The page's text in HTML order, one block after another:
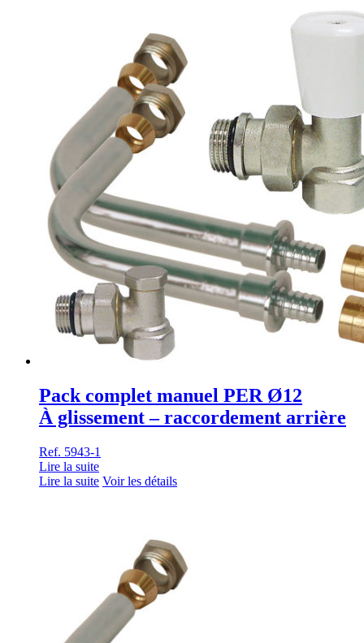
Pack complet manuel PER Ø12
À glissement – raccordement arrière
Ref. 5943-1
Lire la suite
Lire la suite Voir les détails